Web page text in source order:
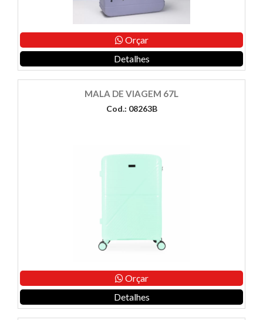
Orçar
Detalhes
MALA DE VIAGEM 67L
Cod.: 08263B
Orçar
Detalhes